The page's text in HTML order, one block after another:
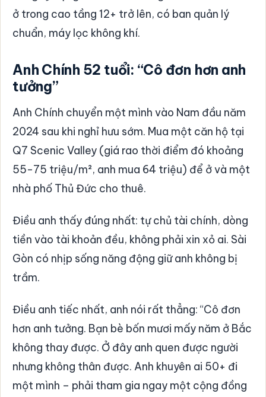
ở trong cao tầng 12+ trở lên, có ban quản lý
chuẩn, máy lọc không khí.
Anh Chính 52 tuổi: “Cô đơn hơn anh
tưởng”
Anh Chính chuyển một mình vào Nam đầu năm
2024 sau khi nghỉ hưu sớm. Mua một căn hộ tại
Q7 Scenic Valley (giá rao thời điểm đó khoảng
55-75 triệu/m², anh mua 64 triệu) để ở và một
nhà phố Thủ Đức cho thuê.
Điều anh thấy đúng nhất: tự chủ tài chính, dòng
tiền vào tài khoản đều, không phải xin xỏ ai. Sài
Gòn có nhịp sống năng động giữ anh không bị
trầm.
Điều anh tiếc nhất, anh nói rất thẳng: “Cô đơn
hơn anh tưởng. Bạn bè bốn mươi mấy năm ở Bắc
không thay được. Ở đây anh quen được người
nhưng không thân được. Anh khuyên ai 50+ đi
một mình – phải tham gia ngay một cộng đồng